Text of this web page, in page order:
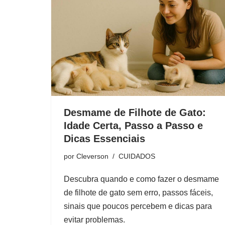
Desmame de Filhote de Gato:
Idade Certa, Passo a Passo e
Dicas Essenciais
por Cleverson CUIDADOS
Descubra quando e como fazer o desmame
de filhote de gato sem erro, passos fáceis,
sinais que poucos percebem e dicas para
evitar problemas.